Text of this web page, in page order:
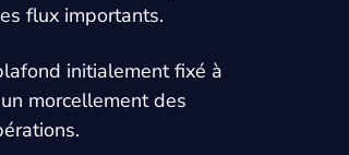
flux importants.
initialement fixé à
morcellement des